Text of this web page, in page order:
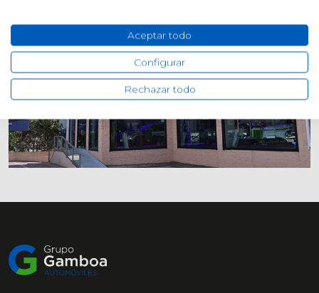
Aceptar todo
Configurar
Rechazar todo